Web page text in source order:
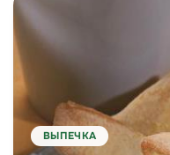
ВЫПЕЧКА